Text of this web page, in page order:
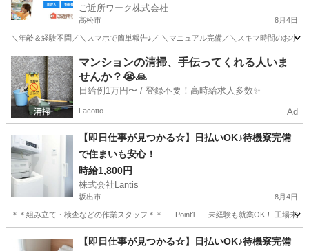
ご近所ワーク株式会社
高松市 8月4日
＼年齢＆経験不問／＼スマホで簡単報告♪／ ＼マニュアル完備／＼スキマ時間のお小
香川 高松市 その他
マンションの清掃、手伝ってくれる人いま
せんか？😭🙏
日給例1万円〜 / 登録不要！高時給求人多数✨
Lacotto Ad
【即日仕事が見つかる☆】日払いOK♪待機寮完備
で住まいも安心！
時給1,800円
株式会社Lantis
坂出市 8月4日
＊＊組み立て・検査などの作業スタッフ＊＊ --- Point1 --- 未経験も就業OK！ 工場未
工場 スタッフ
【即日仕事が見つかる☆】日払いOK♪待機寮完備